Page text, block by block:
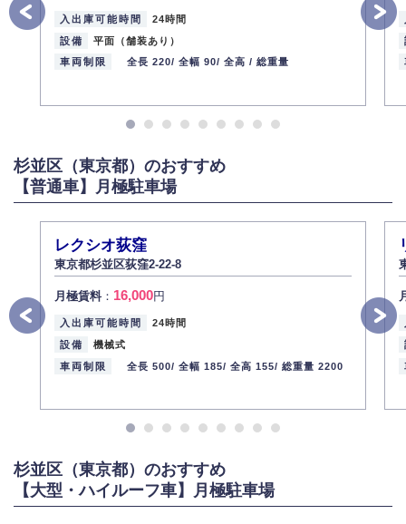
入出庫可能時間
24時間
設備
平面（舗装あり）
車両制限
全長 220/ 全幅 90/ 全高 / 総重量
杉並区（東京都）のおすすめ
【普通車】月極駐車場
レクシオ荻窪
東京都杉並区荻窪2-22-8
月極賃料： 16,000円
入出庫可能時間
24時間
設備
機械式
車両制限
全長 500/ 全幅 185/ 全高 155/ 総重量 2200
杉並区（東京都）のおすすめ
【大型・ハイルーフ車】月極駐車場